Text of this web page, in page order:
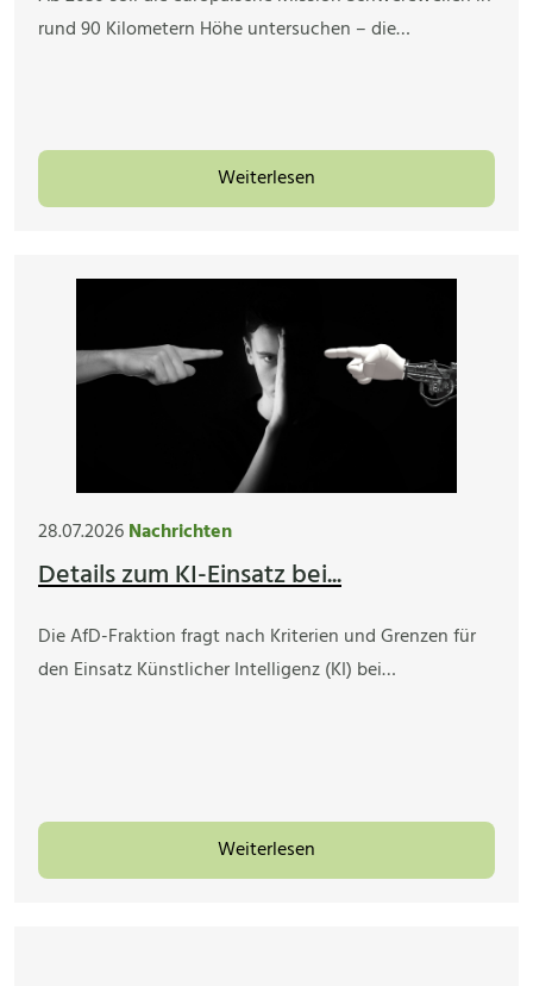
rund 90 Kilometern Höhe untersuchen – die…
Weiterlesen
28.07.2026Nachrichten
Details zum KI-Einsatz bei...
Die AfD-Fraktion fragt nach Kriterien und Grenzen für
den Einsatz Künstlicher Intelligenz (KI) bei…
Weiterlesen